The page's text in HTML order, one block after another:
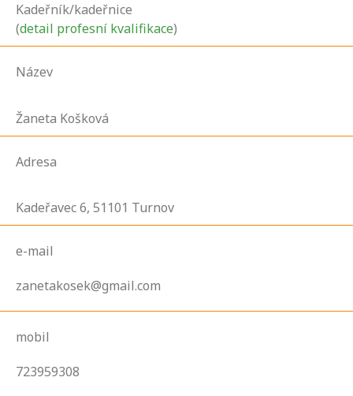
Kadeřník/kadeřnice
(detail profesní kvalifikace)
Název
Žaneta Košková
Adresa
Kadeřavec6, 51101 Turnov
e-mail
zanetakosek@gmail.com
mobil
723959308